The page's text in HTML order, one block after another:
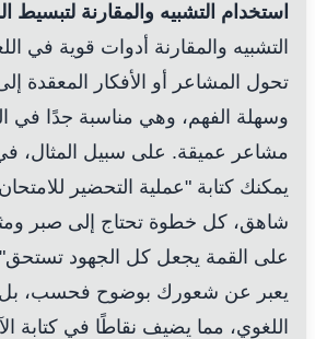
استخدام التشبيه والمقارنة لتبسيط
التشبيه والمقارنة أدوات قوية في
تحول المشاعر أو الأفكار المعقدة
وسهلة الفهم، وهي مناسبة جدًا في
مشاعر عميقة. على سبيل المثال، في
يمكنك كتابة "عملية التحضير
شاهق، كل خطوة تحتاج إلى صبر
على القمة يجعل كل الجهود
يعبر عن شعورك بوضوح فحسب، بل
اللغوي، مما يضيف نقاطًا في كتابة